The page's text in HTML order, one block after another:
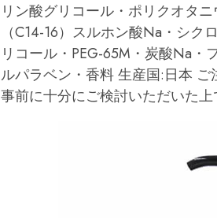
リン酸グリコール・ポリクオタ
（C14-16）スルホン酸Na・シ
リコール・PEG-65M・炭酸Na
ルパラベン・香料 生産国:日本 ご
事前に十分にご検討いただいた上